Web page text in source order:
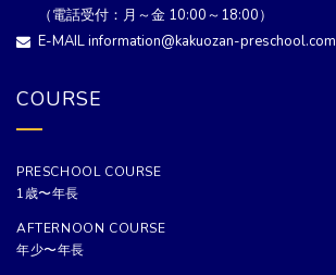
（電話受付：月～金 10:00～18:00）
E-MAIL information@kakuozan-preschool.com
COURSE
PRESCHOOL COURSE
1歳〜年長
AFTERNOON COURSE
年少〜年長